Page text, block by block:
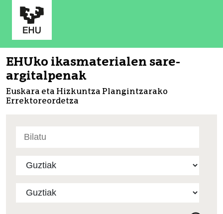
EHUko ikasmaterialen sare-
argitalpenak
Euskara eta Hizkuntza Plangintzarako
Errektoreordetza
atarian